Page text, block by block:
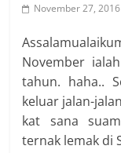
November 27, 2016
November
tahun. haha..
keluar jalan-
kat sana
ternak lemak di